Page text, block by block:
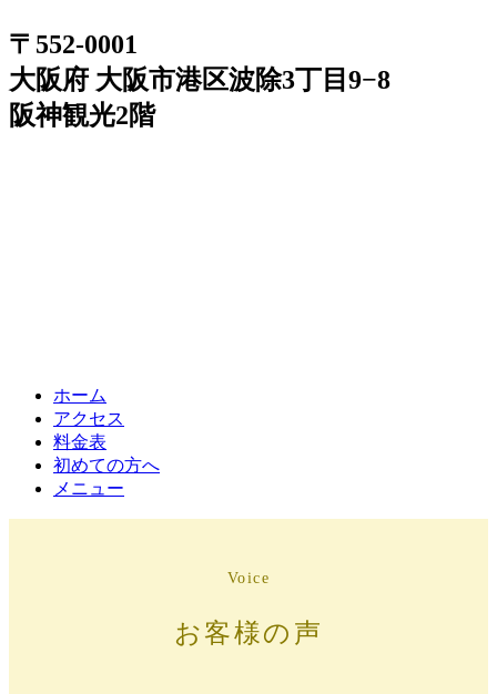
〒552-0001
大阪府 大阪市港区波除3丁目9−8
阪神観光2階
ホーム
アクセス
料金表
初めての方へ
メニュー
Voice
お客様の声